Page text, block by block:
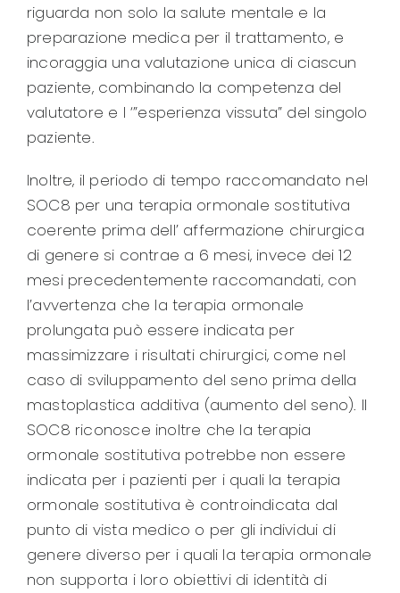
riguarda non solo la salute mentale e la
preparazione medica per il trattamento, e
incoraggia una valutazione unica di ciascun
paziente, combinando la competenza del
valutatore e l ‘”esperienza vissuta” del singolo
paziente.
Inoltre, il periodo di tempo raccomandato nel
SOC8 per una terapia ormonale sostitutiva
coerente prima dell’ affermazione chirurgica
di genere si contrae a 6 mesi, invece dei 12
mesi precedentemente raccomandati, con
l’avvertenza che la terapia ormonale
prolungata può essere indicata per
massimizzare i risultati chirurgici, come nel
caso di sviluppamento del seno prima della
mastoplastica additiva (aumento del seno). Il
SOC8 riconosce inoltre che la terapia
ormonale sostitutiva potrebbe non essere
indicata per i pazienti per i quali la terapia
ormonale sostitutiva è controindicata dal
punto di vista medico o per gli individui di
genere diverso per i quali la terapia ormonale
non supporta i loro obiettivi di identità di